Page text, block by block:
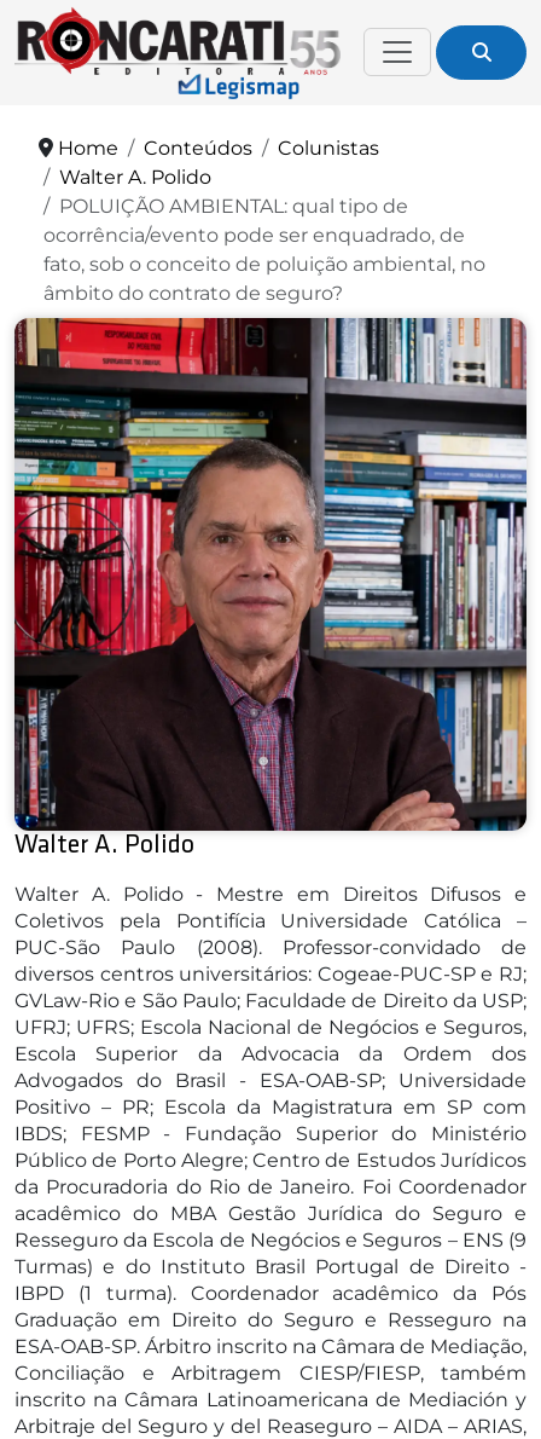
Home Conteúdos
Colunistas
Walter A. Polido
POLUIÇÃO AMBIENTAL: qual tipo de
ocorrência/evento pode ser enquadrado, de
fato, sob o conceito de poluição ambiental, no
âmbito do contrato de seguro?
Walter A. Polido
Walter A. Polido - Mestre em Direitos Difusos e
Coletivos pela Pontifícia Universidade Católica –
PUC-São Paulo (2008). Professor-convidado de
diversos centros universitários: Cogeae-PUC-SP e RJ;
GVLaw-Rio e São Paulo; Faculdade de Direito da USP;
UFRJ; UFRS; Escola Nacional de Negócios e Seguros,
Escola Superior da Advocacia da Ordem dos
Advogados do Brasil - ESA-OAB-SP; Universidade
Positivo – PR; Escola da Magistratura em SP com
IBDS; FESMP - Fundação Superior do Ministério
Público de Porto Alegre; Centro de Estudos Jurídicos
da Procuradoria do Rio de Janeiro. Foi Coordenador
acadêmico do MBA Gestão Jurídica do Seguro e
Resseguro da Escola de Negócios e Seguros – ENS (9
Turmas) e do Instituto Brasil Portugal de Direito -
IBPD (1 turma). Coordenador acadêmico da Pós
Graduação em Direito do Seguro e Resseguro na
ESA-OAB-SP. Árbitro inscrito na Câmara de Mediação,
Conciliação e Arbitragem CIESP/FIESP, também
inscrito na Câmara Latinoamericana de Mediación y
Arbitraje del Seguro y del Reaseguro – AIDA – ARIAS,